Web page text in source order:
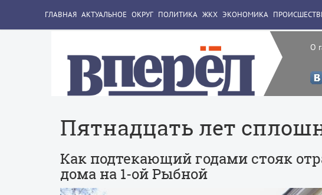
О
ГЛАВНАЯ АКТУАЛЬНОЕ ОКРУГ ПОЛИТИКА ЖКХ ЭКОНОМИКА
Пятнадцать лет
Как подтекающий годами стояк
дома на 1-ой Рыбной